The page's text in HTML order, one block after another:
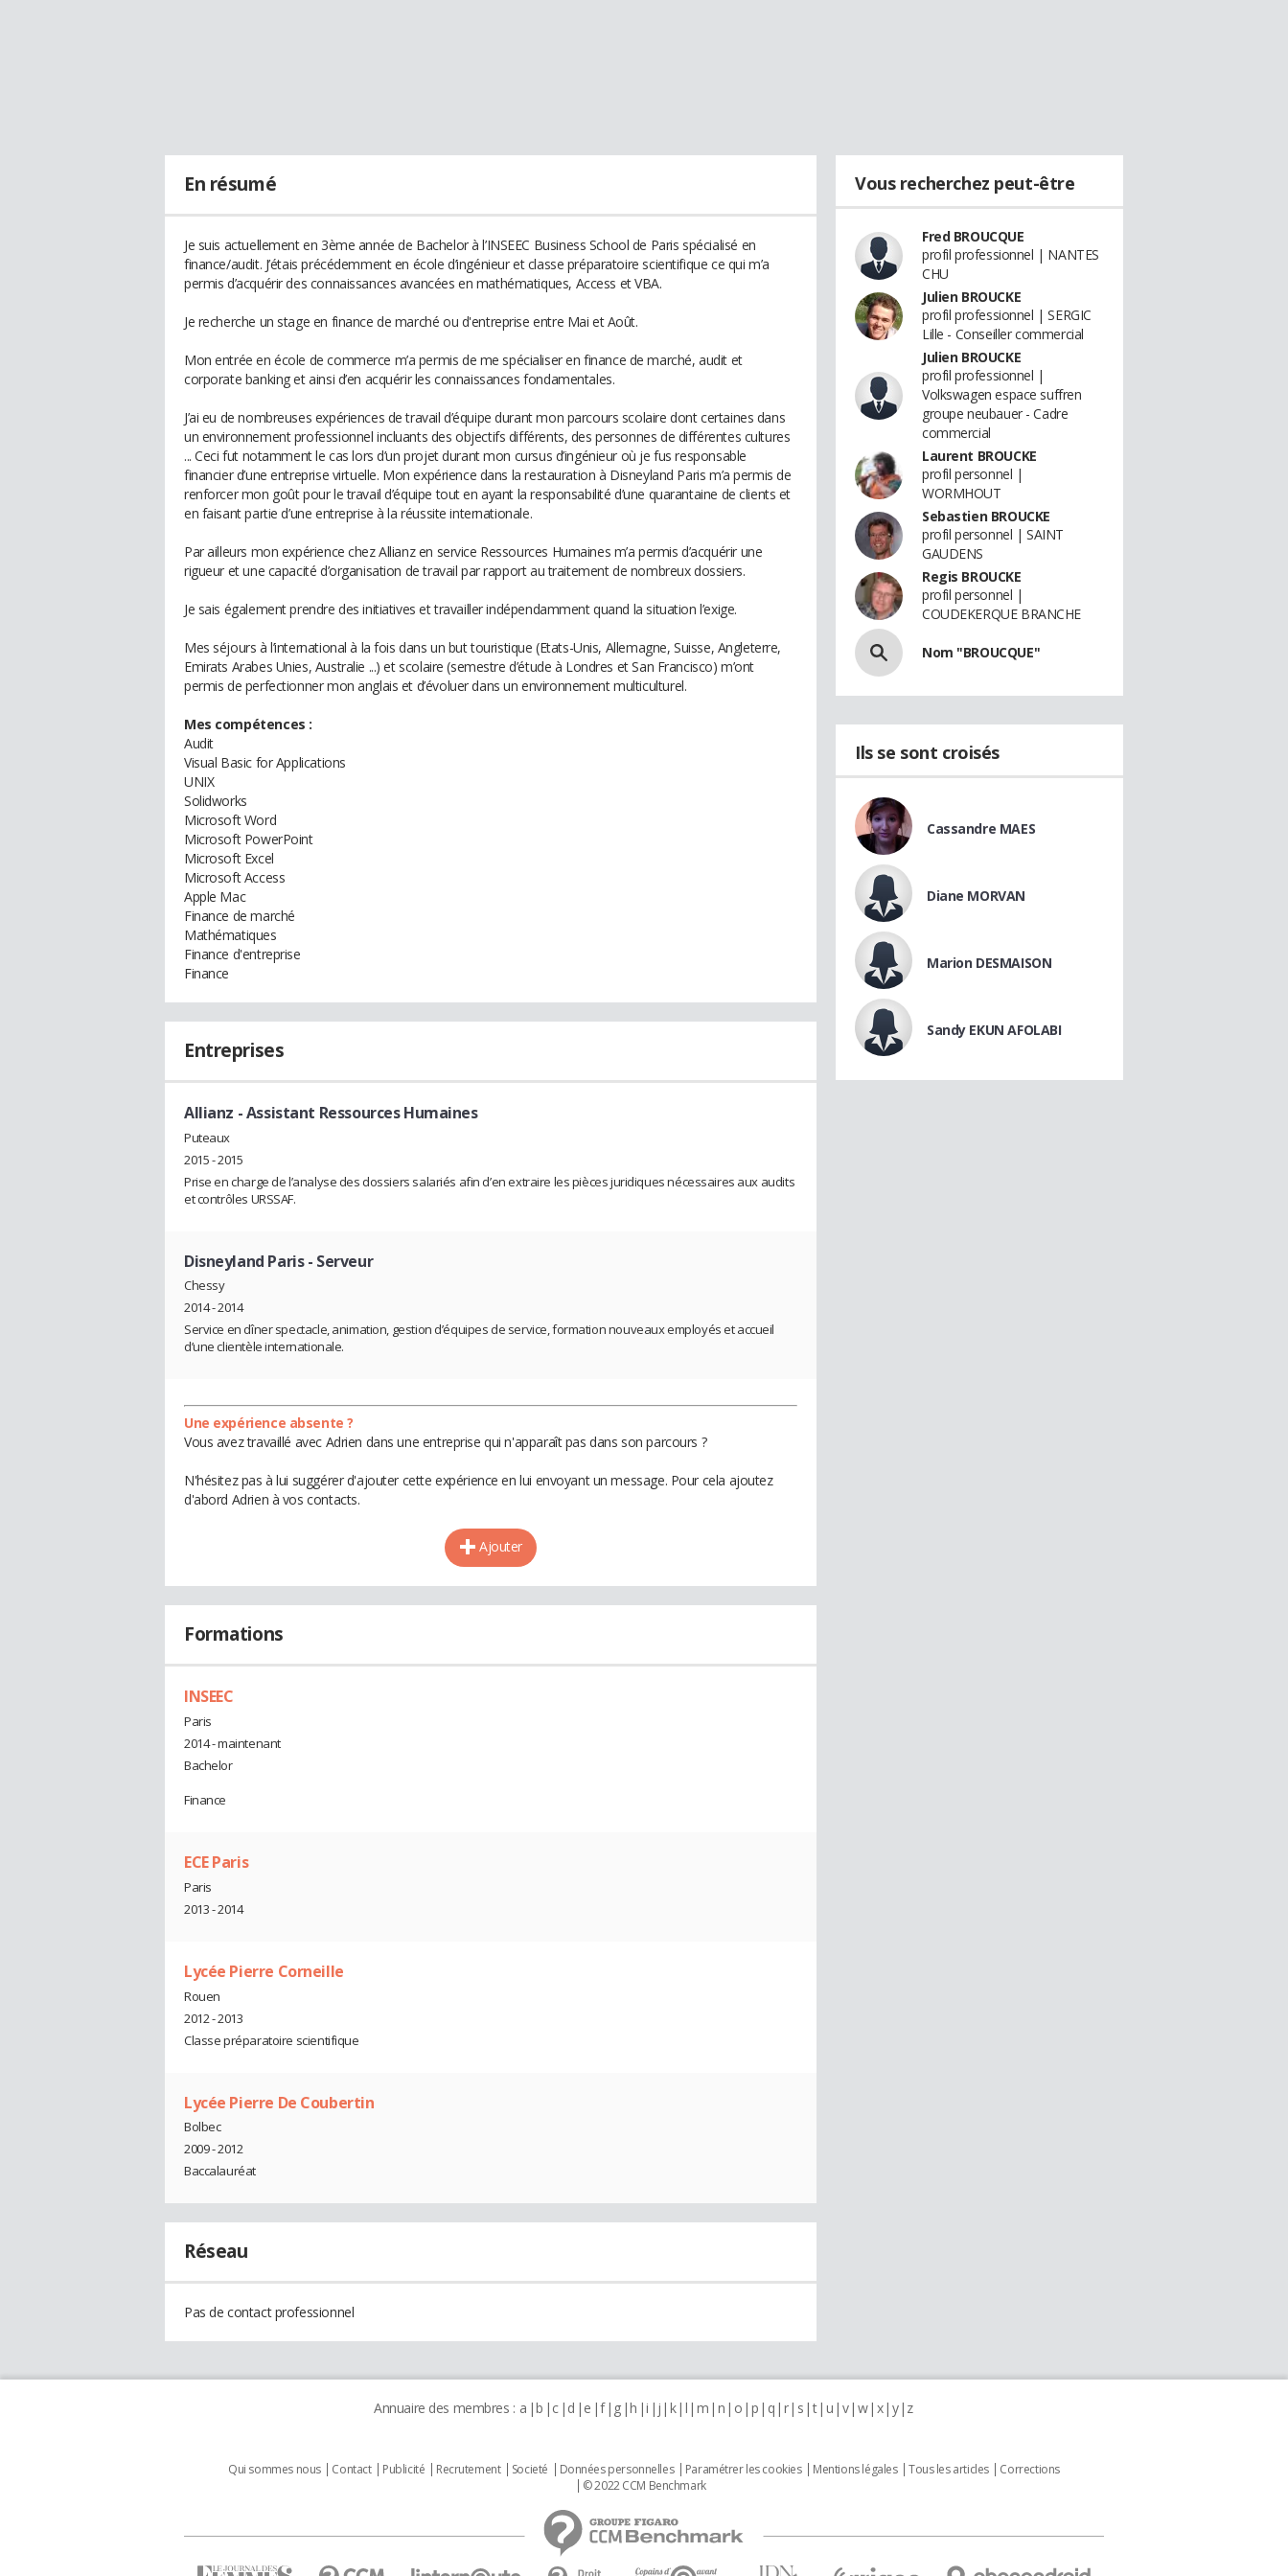
En résumé
Je suis actuellement en 3ème année de Bachelor à l’INSEEC Business School de Paris spécialisé en
finance/audit. J’étais précédemment en école d’ingénieur et classe préparatoire scientifique ce qui m’a
permis d’acquérir des connaissances avancées en mathématiques, Access et VBA.
Je recherche un stage en finance de marché ou d'entreprise entre Mai et Août.
Mon entrée en école de commerce m’a permis de me spécialiser en finance de marché, audit et
corporate banking et ainsi d’en acquérir les connaissances fondamentales.
J’ai eu de nombreuses expériences de travail d’équipe durant mon parcours scolaire dont certaines dans
un environnement professionnel incluants des objectifs différents, des personnes de différentes cultures
... Ceci fut notamment le cas lors d’un projet durant mon cursus d’ingénieur où je fus responsable
financier d’une entreprise virtuelle. Mon expérience dans la restauration à Disneyland Paris m’a permis de
renforcer mon goût pour le travail d’équipe tout en ayant la responsabilité d’une quarantaine de clients et
en faisant partie d’une entreprise à la réussite internationale.
Par ailleurs mon expérience chez Allianz en service Ressources Humaines m’a permis d’acquérir une
rigueur et une capacité d’organisation de travail par rapport au traitement de nombreux dossiers.
Je sais également prendre des initiatives et travailler indépendamment quand la situation l’exige.
Mes séjours à l’international à la fois dans un but touristique (Etats-Unis, Allemagne, Suisse, Angleterre,
Emirats Arabes Unies, Australie ...) et scolaire (semestre d’étude à Londres et San Francisco) m’ont
permis de perfectionner mon anglais et d’évoluer dans un environnement multiculturel.
Mes compétences :
Audit
Visual Basic for Applications
UNIX
Solidworks
Microsoft Word
Microsoft PowerPoint
Microsoft Excel
Microsoft Access
Apple Mac
Finance de marché
Mathématiques
Finance d'entreprise
Finance
Entreprises
Allianz - Assistant Ressources Humaines
Puteaux
2015 - 2015
Prise en charge de l’analyse des dossiers salariés afin d’en extraire les pièces juridiques nécessaires aux audits
et contrôles URSSAF.
Disneyland Paris- Serveur
Chessy
2014 - 2014
Service en dîner spectacle, animation, gestion d’équipes de service, formation nouveaux employés et accueil
d’une clientèle internationale.
Une expérience absente ?
Vous avez travaillé avec Adrien dans une entreprise qui n'apparaît pas dans son parcours ?
N'hésitez pas à lui suggérer d'ajouter cette expérience en lui envoyant un message. Pour cela ajoutez
d'abord Adrien à vos contacts.
Ajouter
Formations
INSEEC
Paris
2014 - maintenant
Bachelor
Finance
ECE Paris
Paris
2013 - 2014
Lycée Pierre Corneille
Rouen
2012 - 2013
Classe préparatoire scientifique
Lycée Pierre De Coubertin
Bolbec
2009 - 2012
Baccalauréat
Réseau
Pas de contact professionnel
Vous recherchez peut-être
Fred BROUCQUE
profil professionnel | NANTES
CHU
Julien BROUCKE
profil professionnel | SERGIC
Lille - Conseiller commercial
Julien BROUCKE
profil professionnel |
Volkswagen espace suffren
groupe neubauer - Cadre
commercial
Laurent BROUCKE
profil personnel |
WORMHOUT
Sebastien BROUCKE
profil personnel | SAINT
GAUDENS
Regis BROUCKE
profil personnel |
COUDEKERQUE BRANCHE
Nom "BROUCQUE"
Ils se sont croisés
Cassandre MAES
Diane MORVAN
Marion DESMAISON
Sandy EKUN AFOLABI
Annuaire des membres : a b c d e f g h i j k l m n o p q r s t u v w x y z
Qui sommes nous Contact Publicité Recrutement Societé Données personnelles Paramétrer les cookies Mentions légales Tous les articles
Corrections
© 2022 CCM Benchmark